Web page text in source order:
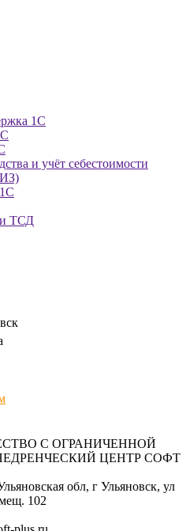
1С
и учёт себестоимости
и ТСД
С ОГРАНИЧЕННОЙ
ЦЕНТР СОФТ
обл, г Ульяновск, ул
102